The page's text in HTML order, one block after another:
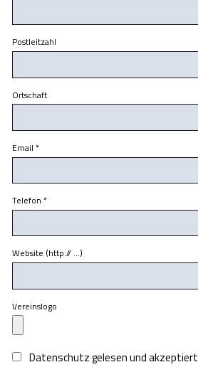
Postleitzahl
Ortschaft
Email *
Telefon *
Website (http:// …)
Vereinslogo
Datenschutz gelesen und akzeptiert